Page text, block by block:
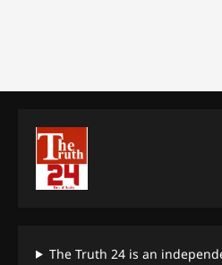
The Truth 24 is an